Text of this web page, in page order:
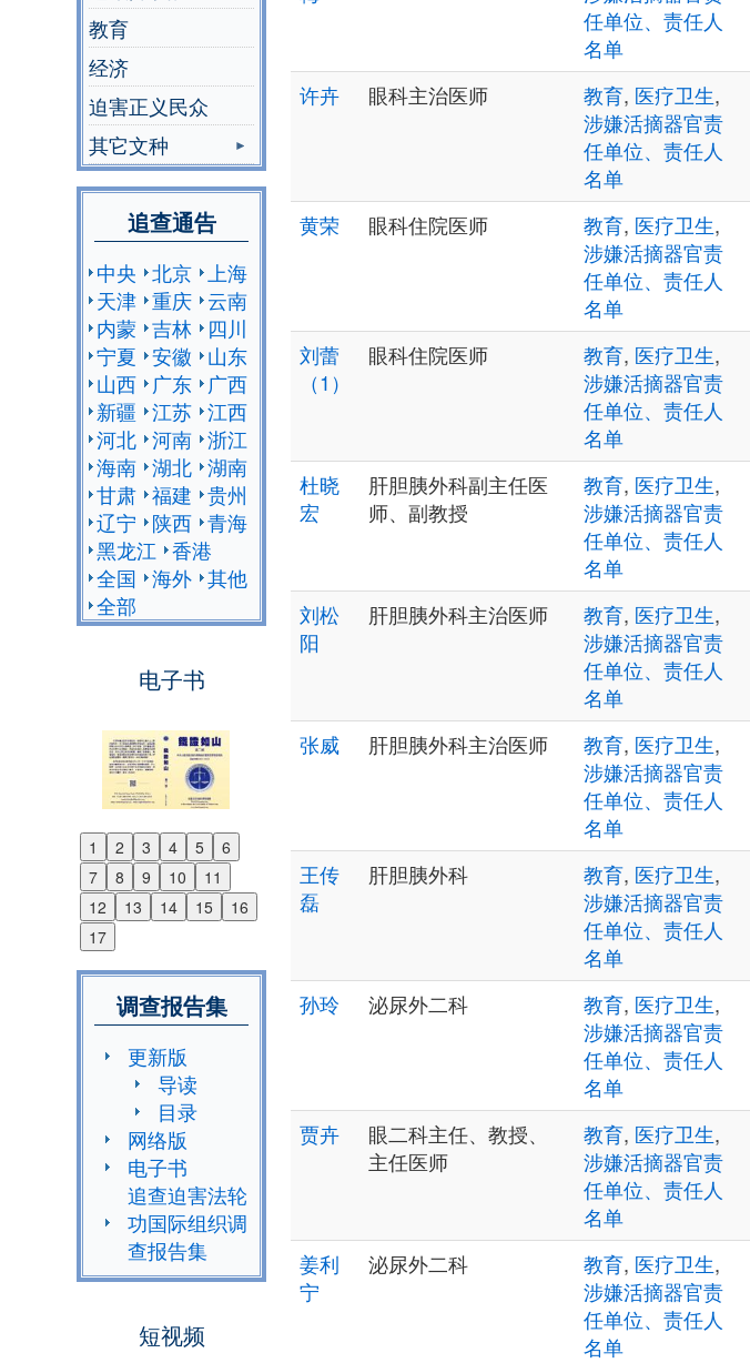
教育
经济
迫害正义民众
其它文种
追查通告
中央 北京 上海
天津 重庆 云南
内蒙 吉林
四川
宁夏 安徽
山东
山西
广东
广西
新疆 江苏 江西
河北 河南 浙江
海南 湖北 湖南
甘肃 福建 贵州
辽宁
陕西 青海
黑龙江 香港
全国 海外 其他
全部
电子书
1 2 3 4 5
6
7
8 9 10
11
12
13 14 15
16
17
Previous
Next
调查报告集
更新版
导读
目录
网络版
电子书
追查迫害法轮
功国际组织调
查报告集
短视频
任单位、责任人
名单
许卉 眼科主治医师 教育, 医疗卫生,
涉嫌活摘器官责
任单位、责任人
名单
黄荣 眼科住院医师 教育, 医疗卫生,
涉嫌活摘器官责
任单位、责任人
名单
刘蕾
（1）
眼科住院医师 教育, 医疗卫生,
涉嫌活摘器官责
任单位、责任人
名单
杜晓
宏
肝胆胰外科副主任医
师、副教授
教育, 医疗卫生,
涉嫌活摘器官责
任单位、责任人
名单
刘松
阳
肝胆胰外科主治医师 教育, 医疗卫生,
涉嫌活摘器官责
任单位、责任人
名单
张威 肝胆胰外科主治医师 教育, 医疗卫生,
涉嫌活摘器官责
任单位、责任人
名单
王传
磊
肝胆胰外科 教育, 医疗卫生,
涉嫌活摘器官责
任单位、责任人
名单
孙玲 泌尿外二科 教育, 医疗卫生,
涉嫌活摘器官责
任单位、责任人
名单
贾卉
眼二科主任、教授、
主任医师
教育, 医疗卫生,
涉嫌活摘器官责
任单位、责任人
名单
姜利
宁
泌尿外二科 教育, 医疗卫生,
涉嫌活摘器官责
任单位、责任人
名单